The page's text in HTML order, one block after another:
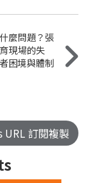
麼問題？張
現場的失
困境與體制
URL 訂閱複製